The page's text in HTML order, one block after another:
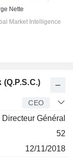
CEO
Directeur Général
52
12/11/2018